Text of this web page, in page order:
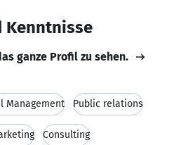
Kenntnisse
ganze Profil zu sehen.
Management Public relations
Consulting